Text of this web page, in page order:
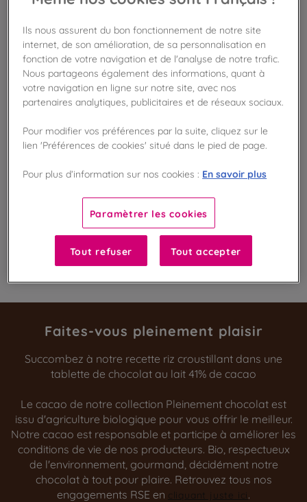
Disponible en boutique !
Vérifier la disponibilité en magasin
Frais de port offert
dès 50€ d'achat
Gagnez 5 points de fidélité !
avec notre programme Privilège
100
Faites-vous pleinement plaisir
Succombez à notre recette riz croustillant dans une
tablette de chocolat au lait 41% de cacao
Le cacao de notre collection Pleinement chocolat est
issu d'agriculture biologique pour vous offrir le meilleur.
Notre cacao est responsable et participe à améliorer les
conditions de vie de nos producteurs. Bio, respectueux
de l'environnement, gourmand, décidément notre
chocolat à tout pour plaire. Retrouvez tous nos
engagements RSE en
cliquant juste ici.
Ils nous assurent du bon fonctionnement de notre site
internet, de son amélioration, de sa personnalisation en
fonction de votre navigation et de l'analyse de notre trafic.
Nous partageons également des informations, quant à
votre navigation en ligne sur notre site, avec nos
partenaires analytiques, publicitaires et de réseaux sociaux.
Pour modifier vos préférences par la suite, cliquez sur le
lien 'Préférences de cookies' situé dans le pied de page.
Pour plus d’information sur nos cookies : En savoir plus
Paramètrer les cookies
Tout refuser Tout accepter